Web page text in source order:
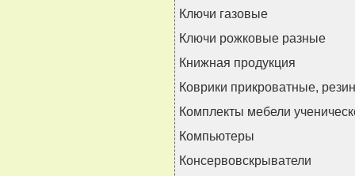
Ключи газовые
Ключи рожковые разные
Книжная продукция
Коврики прикроватные,
Комплекты мебели
Компьютеры
Консервовскрыватели